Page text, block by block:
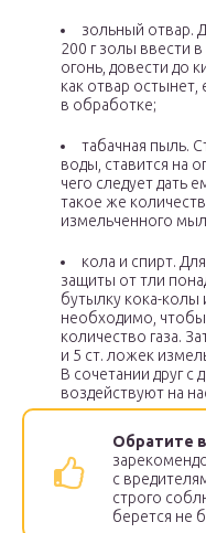
зольный отвар.
200 г золы ввести
огонь, довести до
как отвар
в обработке;
табачная пыль.
воды, ставится на
чего следует дать
такое же
измельченного
кола и спирт.
защиты от тли
бутылку кока-колы
необходимо,
количество газа.
и 5 ст. ложек
В сочетании друг с
воздействуют на
Обратите
с
строго
берется не